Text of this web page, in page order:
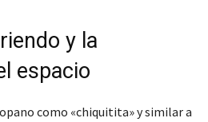
y la
espacio
como «chiquitita» y similar a